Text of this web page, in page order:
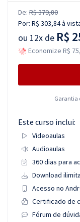
De: R$ 379,80
Por: R$ 303,84à
ou 12x de R$
Economize R$
Garantia
Este curso inclui:
Videoaulas
Audioaulas
360 dias para
Download
Acesso no
Certificado de
Fórum de